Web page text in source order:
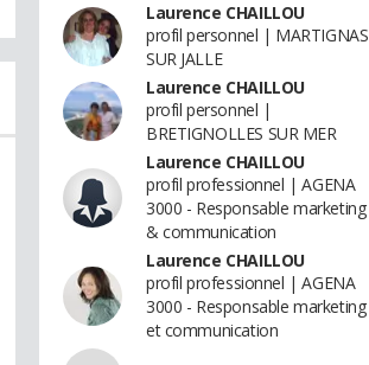
Laurence CHAILLOU
profil personnel | MARTIGNAS
SUR JALLE
Laurence CHAILLOU
profil personnel |
BRETIGNOLLES SUR MER
Laurence CHAILLOU
profil professionnel | AGENA
3000 - Responsable marketing
& communication
Laurence CHAILLOU
profil professionnel | AGENA
3000 - Responsable marketing
et communication